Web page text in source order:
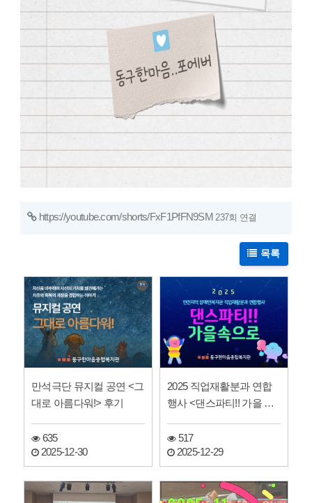
https://youtube.com/shorts/FxF1PfFN9SM 237회 연결
목록
만석극단 뮤지컬 공연 <그
대로 아름다워!> 후기
635
2025-12-30
2025 직업재활분과 연합
행사 <댄스파티!! 가을 속
517
2025-12-29